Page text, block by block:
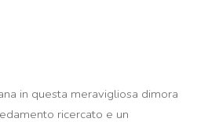
in questa meravigliosa dimora
ricercato e un